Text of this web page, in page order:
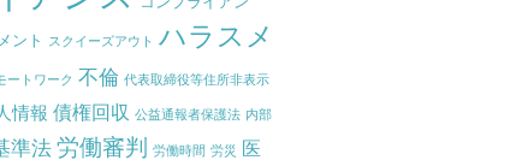
ント スクイーズアウト ハラスメ
ートワーク 不倫 代表取締役等住所非表示
情報 債権回収 公益通報者保護法 内部
準法 労働審判 労働時間 労災
医